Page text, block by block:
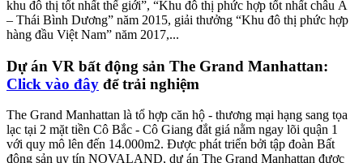
khu đô thị tốt nhất thế giới”, “Khu đô thị phức hợp tốt nhất châu Á
– Thái Bình Dương” năm 2015, giải thưởng “Khu đô thị phức hợp
hàng đầu Việt Nam” năm 2017,...
Dự án VR bất động sản The Grand Manhattan:
Click vào đây để trải nghiệm
The Grand Manhattan là tổ hợp căn hộ - thương mại hạng sang tọa
lạc tại 2 mặt tiền Cô Bắc - Cô Giang đắt giá nằm ngay lõi quận 1
với quy mô lên đến 14.000m2. Được phát triển bởi tập đoàn Bất
động sản uy tín NOVALAND, dự án The Grand Manhattan được